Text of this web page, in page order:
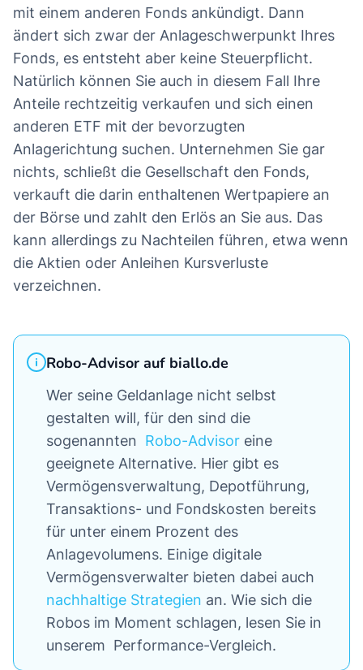
mit einem anderen Fonds ankündigt. Dann
ändert sich zwar der Anlageschwerpunkt Ihres
Fonds, es entsteht aber keine Steuerpflicht.
Natürlich können Sie auch in diesem Fall Ihre
Anteile rechtzeitig verkaufen und sich einen
anderen ETF mit der bevorzugten
Anlagerichtung suchen. Unternehmen Sie gar
nichts, schließt die Gesellschaft den Fonds,
verkauft die darin enthaltenen Wertpapiere an
der Börse und zahlt den Erlös an Sie aus. Das
kann allerdings zu Nachteilen führen, etwa wenn
die Aktien oder Anleihen Kursverluste
verzeichnen.
Robo-Advisor auf biallo.de
Wer seine Geldanlage nicht selbst
gestalten will, für den sind die
sogenannten Robo-Advisor eine
geeignete Alternative. Hier gibt es
Vermögensverwaltung, Depotführung,
Transaktions- und Fondskosten bereits
für unter einem Prozent des
Anlagevolumens. Einige digitale
Vermögensverwalter bieten dabei auch
nachhaltige Strategien an. Wie sich die
Robos im Moment schlagen, lesen Sie in
unserem Performance-Vergleich.